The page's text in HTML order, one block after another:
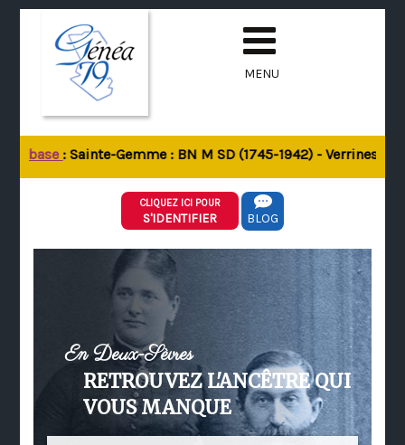
MENU
base: Sainte-Gemme : BN M SD (1745-1942) - Verrines-
CLIQUEZ ICI POUR
S'IDENTIFIER BLOG
En Deux-Sèvres
RETROUVEZ L'ANCÊTRE QUI
VOUS MANQUE